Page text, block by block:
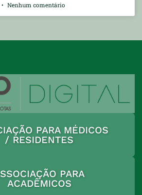
Nenhum comentário
PARA MÉDICOS
/ RESIDENTES
PARA
ACADÊMICOS